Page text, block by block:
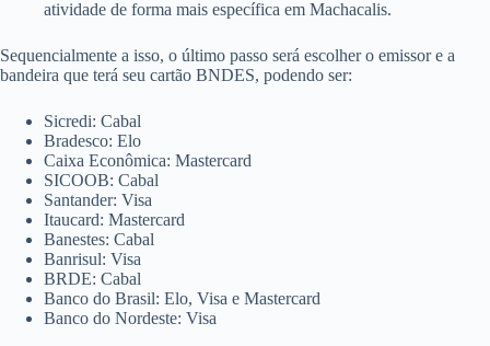
atividade de forma mais específica em Machacalis.
Sequencialmente a isso, o último passo será escolher o emissor e a
bandeira que terá seu cartão BNDES, podendo ser:
Sicredi: Cabal
Bradesco: Elo
Caixa Econômica: Mastercard
SICOOB: Cabal
Santander: Visa
Itaucard: Mastercard
Banestes: Cabal
Banrisul: Visa
BRDE: Cabal
Banco do Brasil: Elo, Visa e Mastercard
Banco do Nordeste: Visa